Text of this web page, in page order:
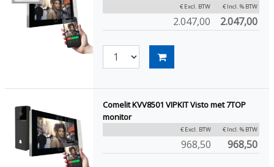
€ Excl. BTW € Incl. % BTW
2.047,00 2.047,00
Comelit KVV8501 VIPKIT Visto met 7TOP
monitor
€ Excl. BTW € Incl. % BTW
968,50 968,50